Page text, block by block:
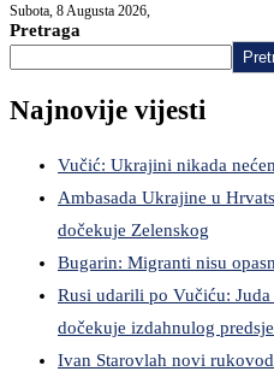
Subota, 8 Augusta 2026,
Pretraga
Najnovije vijesti
Vučić: Ukrajini nikada
Ambasada Ukrajine u
dočekuje Zelenskog
Bugarin: Migranti nisu
Rusi udarili po Vučiću:
dočekuje izdahnulog
Ivan Starovlah novi